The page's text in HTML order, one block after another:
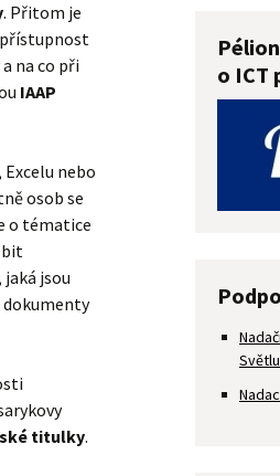
. Přitom je
na co při
IAAP
nebo
osob se
o tématice
jsou
titulky.
o ICT